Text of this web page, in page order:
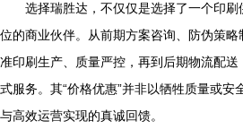
选择瑞胜达，不仅仅是选择了一个印
位的商业伙伴。从前期方案咨询、防伪策
准印刷生产、质量严控，再到后期物流配
式服务。其“价格优惠”并非以牺牲质量或安
与高效运营实现的真诚回馈。